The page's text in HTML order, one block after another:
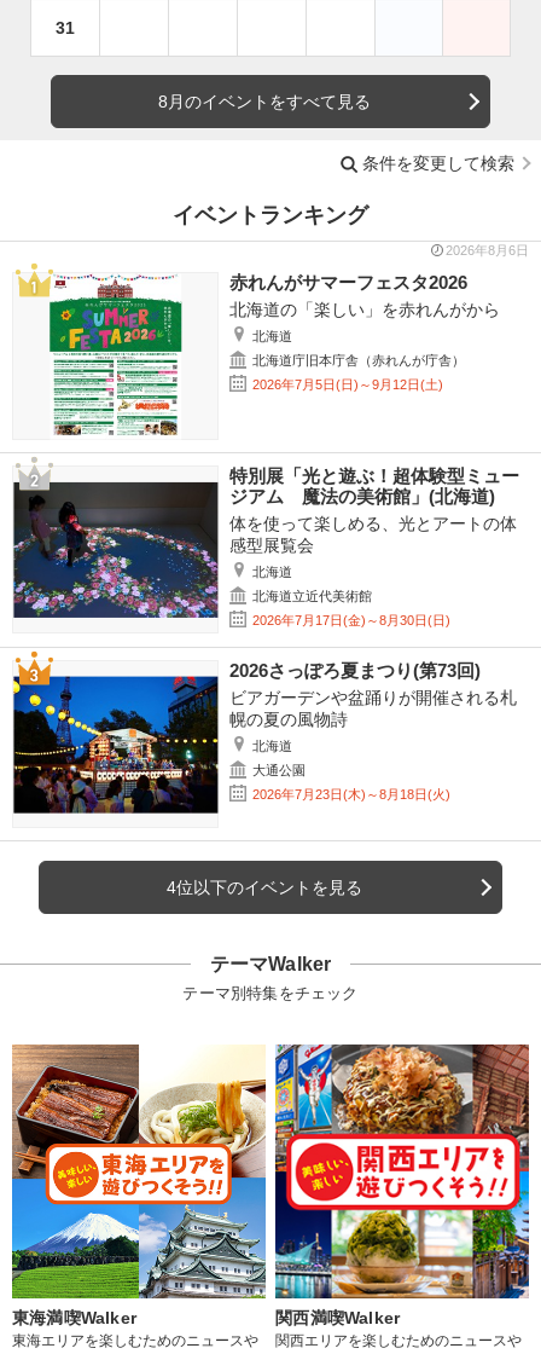
31
8月のイベントをすべて見る
条件を変更して検索
イベントランキング
2026年8月6日
赤れんがサマーフェスタ2026
北海道の「楽しい」を赤れんがから
北海道
北海道庁旧本庁舎（赤れんが庁舎）
2026年7月5日(日)～9月12日(土)
特別展「光と遊ぶ！超体験型ミュー
ジアム 魔法の美術館」(北海道)
体を使って楽しめる、光とアートの体
感型展覧会
北海道
北海道立近代美術館
2026年7月17日(金)～8月30日(日)
2026さっぽろ夏まつり(第73回)
ビアガーデンや盆踊りが開催される札
幌の夏の風物詩
北海道
大通公園
2026年7月23日(木)～8月18日(火)
4位以下のイベントを見る
テーマWalker
テーマ別特集をチェック
東海満喫Walker
東海エリアを楽しむためのニュースや
関西満喫Walker
関西エリアを楽しむためのニュースや